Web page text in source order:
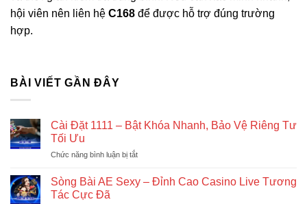
hội viên nên liên hệ C168 để được hỗ trợ đúng trường
hợp.
BÀI VIẾT GẦN ĐÂY
Cài Đặt 1111 – Bật Khóa Nhanh, Bảo Vệ Riêng Tư
Tối Ưu
Chức năng bình luận bị tắtở
1111
Sòng Bài AE Sexy – Đỉnh Cao Casino Live Tương
Tác Cực Đã